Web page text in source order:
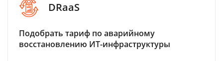
DRaaS
Подобрать тариф по аварийному
восстановлению ИТ-инфраструктуры